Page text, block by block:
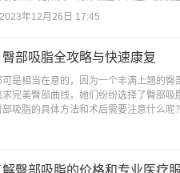
2023年12月26日 17:45
部吸脂全攻略与快速康复
是相当在意的，因为一个丰满上翘的
完美臀部曲线，她们纷纷选择了臀部
吸脂的具体方法和术后需要注意什么
臀部吸脂的价格和专业医疗